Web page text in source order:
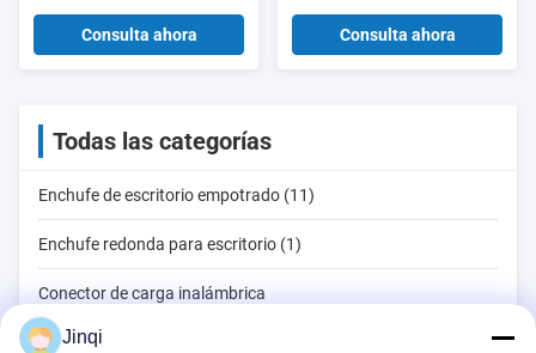
inalámbrica de 15W, carga
rápida PD de tipo C de 20W
y diseño de montaje con
Consulta ahora
inalámbrica de 15W 20W
Tipo C de carga rápida y
diseño de montaje con
Consulta ahora
Todas las categorías
Enchufe de escritorio empotrado (11)
Enchufe redonda para escritorio (1)
Conector de carga inalámbrica
Enchufe conmutado (1)
Jinqi